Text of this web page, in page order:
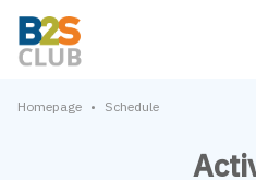
Homepage • Schedule